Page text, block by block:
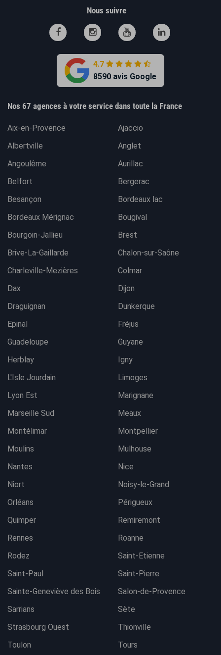
Nous suivre
4.7
8590 avis Google
Nos 67 agences à votre service dans toute la France
Aix-en-Provence
Ajaccio
Albertville
Anglet
Angoulême
Aurillac
Belfort
Bergerac
Besançon
Bordeaux lac
Bordeaux Mérignac
Bougival
Bourgoin-Jallieu
Brest
Brive-La-Gaillarde
Chalon-sur-Saône
Charleville-Mezières
Colmar
Dax
Dijon
Draguignan
Dunkerque
Epinal
Fréjus
Guadeloupe
Guyane
Herblay
Igny
L'Isle Jourdain
Limoges
Lyon Est
Marignane
Marseille Sud
Meaux
Montélimar
Montpellier
Moulins
Mulhouse
Nantes
Nice
Niort
Noisy-le-Grand
Orléans
Périgueux
Quimper
Remiremont
Rennes
Roanne
Rodez
Saint-Etienne
Saint-Paul
Saint-Pierre
Sainte-Geneviève des Bois
Salon-de-Provence
Sarrians
Sète
Strasbourg Ouest
Thionville
Toulon
Tours